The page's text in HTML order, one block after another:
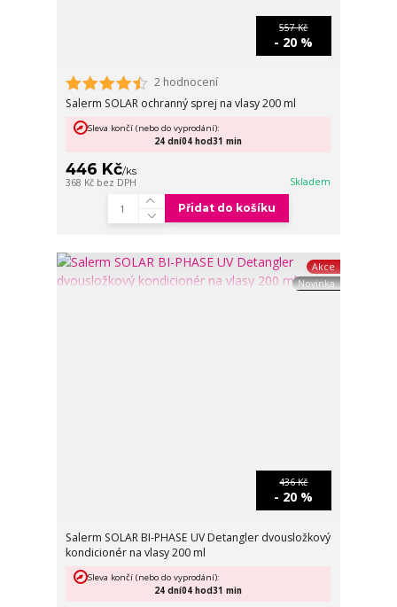
557 Kč
- 20 %
2 hodnocení
Salerm SOLAR ochranný sprej na vlasy 200 ml
446 Kč/ks
368 Kč bez DPH Skladem
Sleva končí (nebo do vyprodání):
24 dní04 hod31 min
Přidat do košíku
Akce
Novinka
436 Kč
- 20 %
Salerm SOLAR BI-PHASE UV Detangler dvousložkový
kondicionér na vlasy 200 ml
Sleva končí (nebo do vyprodání):
24 dní04 hod31 min